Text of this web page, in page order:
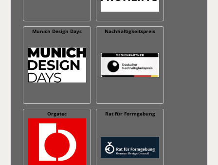
Munich Design Days Nachhaltig­keitspreis
Orgatec Rat für Formgebung